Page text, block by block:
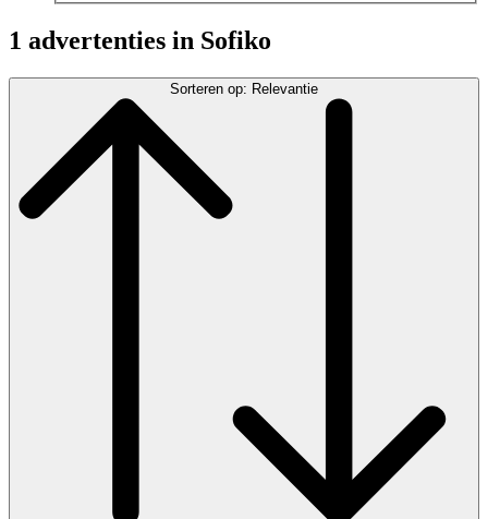
1 advertenties in Sofiko
Sorteren op: Relevantie